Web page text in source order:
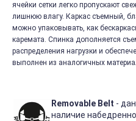
ячейки сетки легко пропускают
лишнюю влагу. Каркас съемный,
можно упаковывать, как
каремата. Спинка дополняется
распределения нагрузки и
выполнен из аналогичных
Removable Belt -
наличие